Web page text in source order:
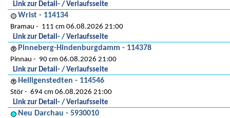
Link zur Detail- / Verlaufsseite
Wrist - 114134
Bramau
111 cm 06.08.2026 21:00
Link zur Detail- / Verlaufsseite
Pinneberg-Hindenburgdamm - 114378
Pinnau
90 cm 06.08.2026 21:00
Link zur Detail- / Verlaufsseite
Heiligenstedten - 114546
Stör
694 cm 06.08.2026 21:00
Link zur Detail- / Verlaufsseite
Neu Darchau - 5930010